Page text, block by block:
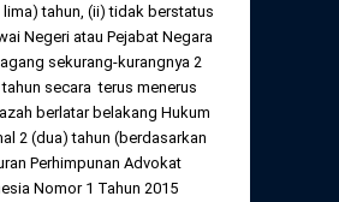
lima) tahun, (ii) tidak berstatus
Negeri atau Pejabat Negara
sekurang-kurangnya 2
secara terus menerus
berlatar belakang Hukum
2 (dua) tahun (berdasarkan
Perhimpunan Advokat
Nomor 1 Tahun 2015